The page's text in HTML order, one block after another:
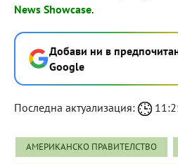
News Showcase.
Добави ни в
Google
Последна актуализация:
АМЕРИКАНСКО ПРАВИТЕЛСТВО